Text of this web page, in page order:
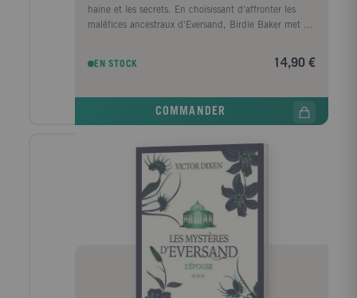
haine et les secrets. En choisissant d'affronter les
maléfices ancestraux d'Eversand, Birdie Baker met en
retour. Les ombres du passé ne sont pas les seuls
des forces qui la dépassent, emportée par des
perd pied. Et si son unique issue était d'intégrer la
famille qu'elle déteste entre toutes : les Rosemore ...
À travers Les Mystères d'Eversand , saga familiale
voracement addictive, Victor Dixen nous emporte
dans un tourbillon d'ambitions démesurées, de
sombres secrets et d'amours incandescentes où se
croisent les vivants et les morts.
EN STOCK 14,90 €
COMMANDER